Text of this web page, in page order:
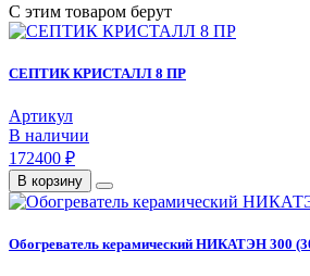
С этим товаром берут
СЕПТИК КРИСТАЛЛ 8 ПР
Артикул
В наличии
172400 ₽
В корзину
Обогреватель керамический НИКАТЭН 300